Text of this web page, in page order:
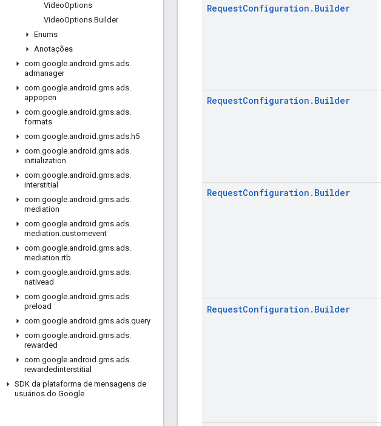
VideoOptions
VideoOptions.Builder
Enums
Anotações
com.google.android .gms.ads.
admanager
com.google.android .gms.ads.
appopen
com.google.android .gms.ads.
formats
com.google.android .gms.ads.h5
com.google.android .gms.ads.
initialization
com.google.android .gms.ads.
interstitial
com.google.android .gms.ads.
mediation
com.google.android .gms.ads.
mediation.customevent
com.google.android .gms.ads.
mediation.rtb
com.google.android .gms.ads.
nativead
com.google.android .gms.ads.
preload
com.google.android .gms.ads.query
com.google.android .gms.ads.
rewarded
com.google.android .gms.ads.
rewardedinterstitial
SDK da plataforma de mensagens de
usuários do Google
RequestConfiguration . Builder
RequestConfiguration . Builder
RequestConfiguration . Builder
RequestConfiguration . Builder